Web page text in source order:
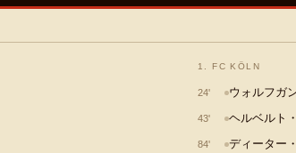
1. FC KÖLN
24' ウォルフガ
43' ヘルベルト
84' ディーター